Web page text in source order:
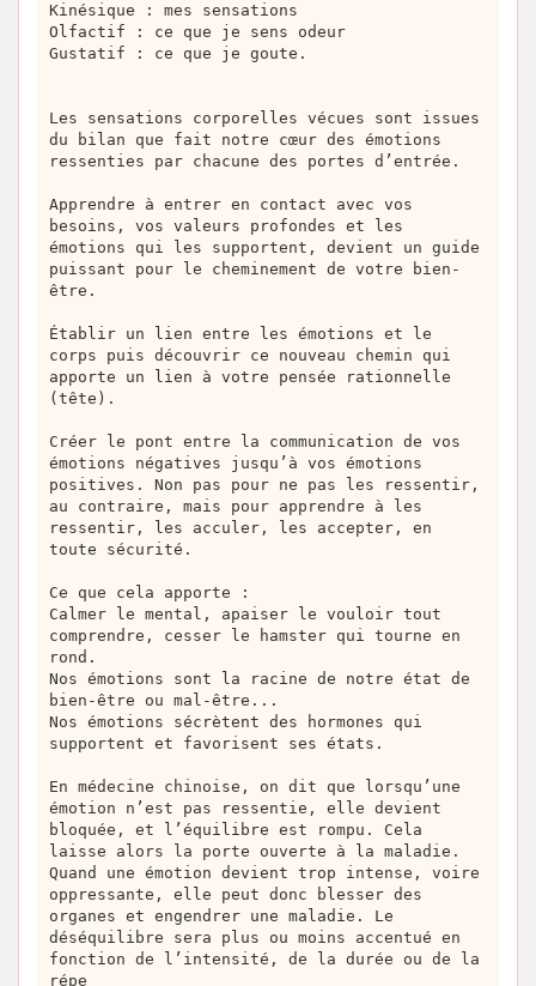
Kinésique : mes sensations
Olfactif : ce que je sens odeur
Gustatif : ce que je goute.
Les sensations corporelles vécues sont issues
du bilan que fait notre cœur des émotions
ressenties par chacune des portes d’entrée.
Apprendre à entrer en contact avec vos
besoins, vos valeurs profondes et les
émotions qui les supportent, devient un guide
puissant pour le cheminement de votre bien-
être.
Établir un lien entre les émotions et le
corps puis découvrir ce nouveau chemin qui
apporte un lien à votre pensée rationnelle
(tête).
Créer le pont entre la communication de vos
émotions négatives jusqu’à vos émotions
positives. Non pas pour ne pas les ressentir,
au contraire, mais pour apprendre à les
ressentir, les acculer, les accepter, en
toute sécurité.
Ce que cela apporte :
Calmer le mental, apaiser le vouloir tout
comprendre, cesser le hamster qui tourne en
rond.
Nos émotions sont la racine de notre état de
bien-être ou mal-être...
Nos émotions sécrètent des hormones qui
supportent et favorisent ses états.
En médecine chinoise, on dit que lorsqu’une
émotion n’est pas ressentie, elle devient
bloquée, et l’équilibre est rompu. Cela
laisse alors la porte ouverte à la maladie.
Quand une émotion devient trop intense, voire
oppressante, elle peut donc blesser des
organes et engendrer une maladie. Le
déséquilibre sera plus ou moins accentué en
fonction de l’intensité, de la durée ou de la
répe